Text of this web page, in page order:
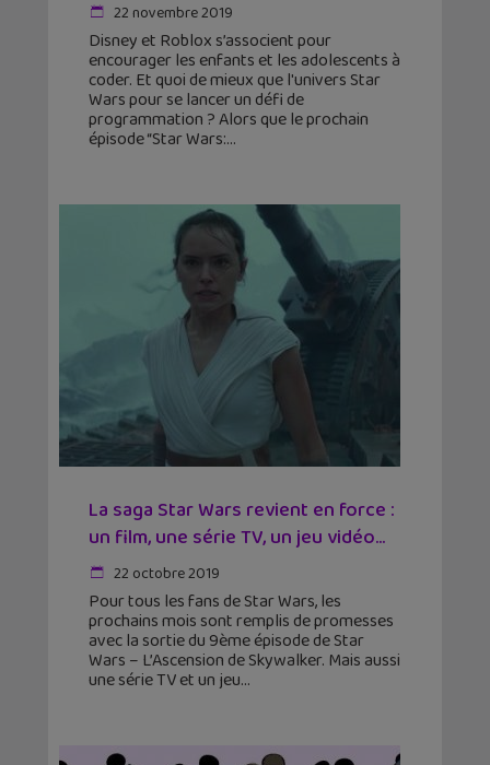
22 novembre 2019
Disney et Roblox s’associent pour
encourager les enfants et les adolescents à
coder. Et quoi de mieux que l'univers Star
Wars pour se lancer un défi de
programmation ? Alors que le prochain
épisode “Star Wars:
La saga Star Wars revient en force :
un film, une série TV, un jeu vidéo…
22 octobre 2019
Pour tous les fans de Star Wars, les
prochains mois sont remplis de promesses
avec la sortie du 9ème épisode de Star
Wars – L’Ascension de Skywalker. Mais aussi
une série TV et un jeu